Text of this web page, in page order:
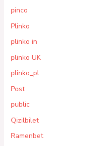
pinco
Plinko
plinko in
plinko UK
plinko_pl
Post
public
Qizilbilet
Ramenbet